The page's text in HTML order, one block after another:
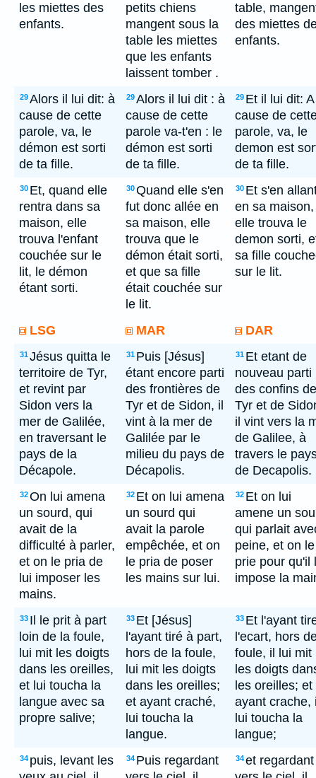
les miettes des
enfants.
petits chiens
mangent sous la
table les miettes
que les enfants
laissent tomber .
table,
des miettes
enfants.
29Alors il lui dit: à
cause de cette
parole, va, le
démon est sorti
de ta fille.
29Alors il lui dit : à
cause de cette
parole va-t'en : le
démon est sorti
de ta fille.
29 Et il lui dit: A
cause de
parole, va, le
demon est
de ta fille.
30 Et, quand elle
rentra dans sa
maison, elle
trouva l'enfant
couchée sur le
lit, le démon
étant sorti.
30Quand elle s'en
fut donc allée en
sa maison, elle
trouva que le
démon était sorti,
et que sa fille
était couchée sur
le lit.
30 Et s'en
en sa maison,
elle trouva le
demon sorti,
sa fille
sur le lit.
LSG MAR DAR
31Jésus quitta le
territoire de Tyr,
et revint par
Sidon vers la
mer de Galilée,
en traversant le
pays de la
Décapole.
31 Puis [Jésus]
étant encore parti
des frontières de
Tyr et de Sidon, il
vint à la mer de
Galilée par le
milieu du pays de
Décapolis.
31 Et etant de
nouveau parti
des confins de
Tyr et de
il vint vers la
de Galilee, à
travers le
de Decapolis.
32On lui amena
un sourd, qui
avait de la
difficulté à parler,
et on le pria de
lui imposer les
mains.
32 Et on lui amena
un sourd qui
avait la parole
empêchée, et on
le pria de poser
les mains sur lui.
32 Et on lui
amene un
qui parlait
peine, et on le
prie pour qu'il
impose la
33 Il le prit à part
loin de la foule,
lui mit les doigts
dans les oreilles,
et lui toucha la
langue avec sa
propre salive;
33 Et [Jésus]
l'ayant tiré à part,
hors de la foule,
lui mit les doigts
dans les oreilles;
et ayant craché,
lui toucha la
langue.
33 Et l'ayant
l'ecart, hors
foule, il lui mit
les doigts
les oreilles; et
ayant crache,
lui toucha la
langue;
34 puis, levant les
34 Puis regardant
34et regardant